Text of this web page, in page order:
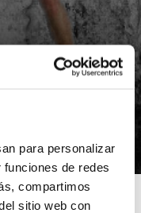
para personalizar
de redes
compartimos
sitio web con